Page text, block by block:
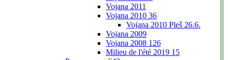
Vojana 2011
Vojana 2010 36
Vojana 2010 Pleš 26.6.
Vojana 2009
Vojana 2008 126
Milieu de l'été 2019 15